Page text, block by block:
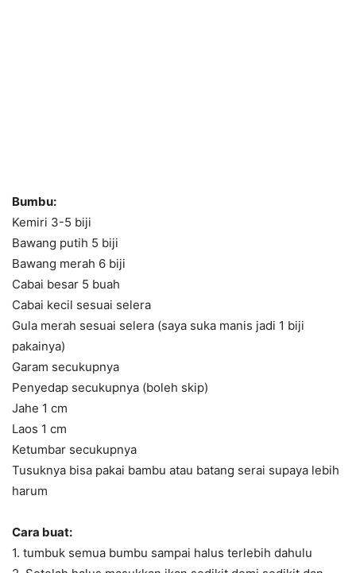
Bumbu:
Kemiri 3-5 biji
Bawang putih 5 biji
Bawang merah 6 biji
Cabai besar 5 buah
Cabai kecil sesuai selera
Gula merah sesuai selera (saya suka manis jadi 1 biji
pakainya)
Garam secukupnya
Penyedap secukupnya (boleh skip)
Jahe 1 cm
Laos 1 cm
Ketumbar secukupnya
Tusuknya bisa pakai bambu atau batang serai supaya lebih
harum
Cara buat:
1. tumbuk semua bumbu sampai halus terlebih dahulu